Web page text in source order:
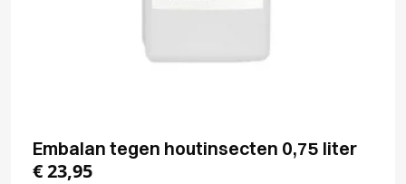
Embalan tegen houtinsecten 0,75 liter
€23,95